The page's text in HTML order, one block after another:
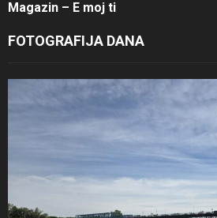
Magazin – E moj ti
FOTOGRAFIJA DANA